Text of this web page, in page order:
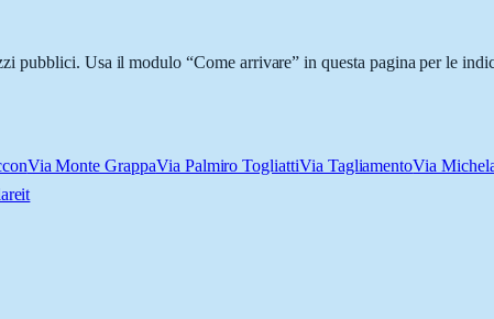
Usa il modulo “Come arrivare” in questa pagina per le
Via Monte GrappaVia Palmiro TogliattiVia TagliamentoVia